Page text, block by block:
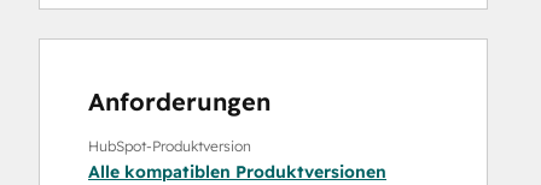
Anforderungen
HubSpot-Produktversion
Alle kompatiblen Produktversionen